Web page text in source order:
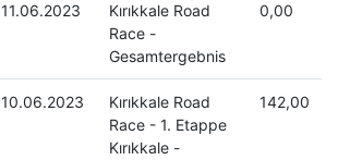
11.06.2023
Kırıkkale Road
Race -
Gesamtergebnis
0,00
10.06.2023
Kırıkkale Road
Race - 1. Etappe
Kırıkkale -
142,00